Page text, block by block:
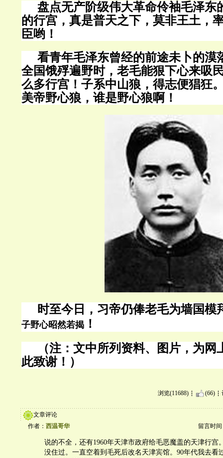
盘点无产阶级伟大革命伶袖毛泽东
的行宫，真是普天之下，莫非王土，
臣哟！
看青年毛泽东曾经的前途未卜的漠
全国饿殍遍野时，老毛能狠下心来吸
么多行宫！子系中山狼 ， 得志便猖狂
美帝野心狼，谁是野心狼啊！
时至今日，习帝仍俸老毛为墙国模
子野心昭然若揭 ！
（注：文中所列资料、图片，为
此致谢！）
浏览(11688) (66)
文章评论
作者： 西温哥华 留言时间
说的不全，还有1960年天津市政府给毛恶魔盖的天津行宫
没住过。一直空着到毛死后改名天津宾馆。90年代我去看